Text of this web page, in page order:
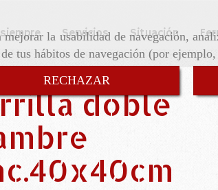
la usabilidad de navegación,
tus hábitos de navegación (por
RECHAZAR
Servicios Situación
doble